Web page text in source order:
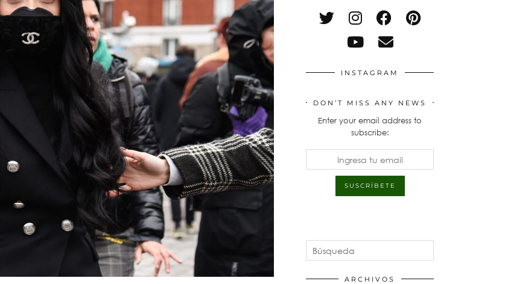
INSTAGRAM
DON’T MISS ANY NEWS
Enter your email address to
subscribe:
ARCHIVOS